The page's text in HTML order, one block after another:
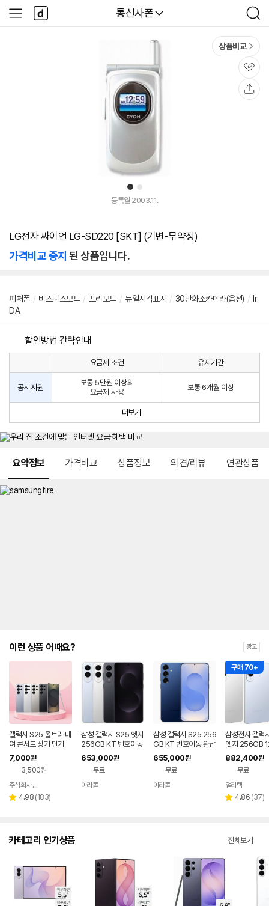
다나와
통신사폰
검
색
사
이
다
나
와
1 2
상품비교
관
심
등록월 2003.11.
LG전자 싸이언 LG-SD220 [SKT] (기변-무약정)
가격비교 중지 된 상품입니다.
피처폰 / 비즈니스모드 / 프리모드 / 듀얼시각표시 / 30만화소카메라(옵션) / lr
DA
할인방법 간략안내
원
선
택
약
정
는
대
략
인
을
안
내
를
나
타
는
표
사
인
법
요금제 조건 유지기간
공시지원
보통 5만원 이상의
요금제 사용
보통 6개월 이상
더보기
요약정보 가격비교 상품정보 의견/리뷰 연관상품
이런 상품 어때요? 광고
갤럭시 S25 울트라 대
여 콘서트 장기 단기
7,000원
3,500원
페이
주식회사 폰빌리지
별 4.98 리
(183)
삼성 갤럭시 S25 엣지
256GB KT 번호이동
완납 80요금제
653,000원
무료
아라몰
삼성 갤럭시 S25 256
GB KT 번호이동 완납
80요금제
655,000원
무료
아라몰
구매 70+
삼성전자 갤럭
엣지 256GB
얼심 + eSIM
제 폰 티타늄실
자납부
882,400원
무료
얼리텍
별 4.86 리
(37)
카테고리 인기상품 전체보기